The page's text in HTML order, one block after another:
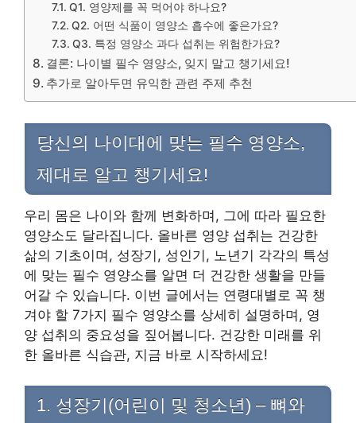
Q1. 영양제를 꼭 먹어야 하나요?
Q2. 어떤 식품이 영양소 흡수에 좋은가요?
Q3. 특정 영양소 과다 섭취는 위험한가요?
결론: 나이별 필수 영양소, 잊지 말고 챙기세요!
추가로 알아두면 유익한 관련 주제 추천
당신의 나이대에 맞는 필수 영양소,
제대로 알고 챙기세요!
우리 몸은 나이와 함께 변화하며, 그에 따라 필요한
영양소도 달라집니다. 올바른 영양 섭취는 건강한
삶의 기초이며, 성장기, 성인기, 노년기 각각의 특성
에 맞는 필수 영양소를 알면 더 건강한 생활을 만들
어갈 수 있습니다. 이번 글에서는 연령대별로 꼭 챙
겨야 할 7가지 필수 영양소를 상세히 설명하며, 영
양 섭취의 중요성을 짚어봅니다. 건강한 미래를 위
한 올바른 식습관, 지금 바로 시작하세요!
1. 성장기(어린이 및 청소년) – 뼈와